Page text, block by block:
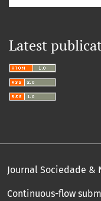
Latest
Journal Sociedade &
Continuous-flow